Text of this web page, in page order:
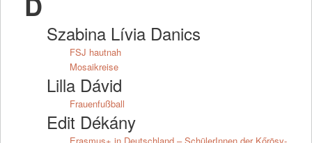
Szabina Lívia Danics
FSJ hautnah
Mosaikreise
Lilla Dávid
Frauenfußball
Edit Dékány